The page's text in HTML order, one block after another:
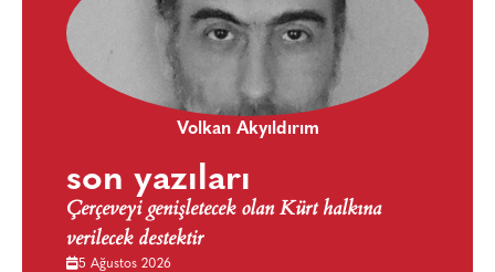
Volkan Akyıldırım
son yazıları
Çerçeveyi genişletecek olan Kürt halkına
verilecek destektir
5 Ağustos 2026